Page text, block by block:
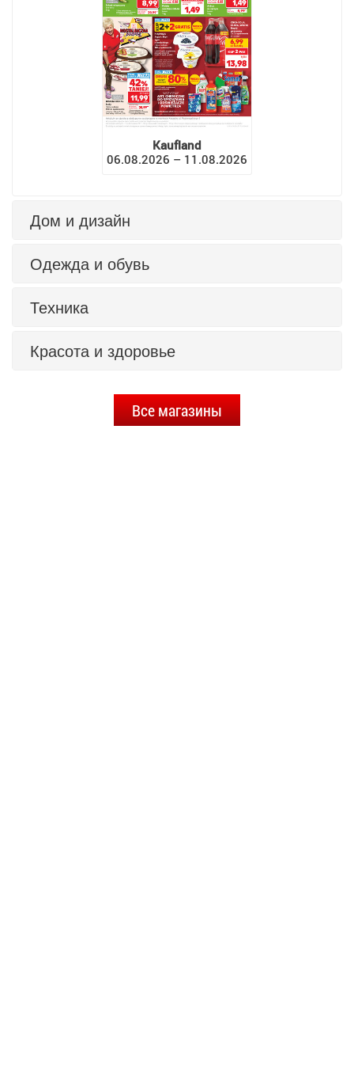
Kaufland
06.08.2026 – 11.08.2026
Дом и дизайн
Одежда и обувь
Техника
Красота и здоровье
Все магазины